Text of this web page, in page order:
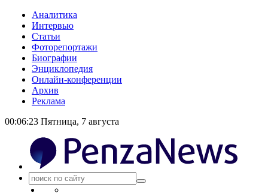
Аналитика
Интервью
Статьи
Фоторепортажи
Биографии
Энциклопедия
Онлайн-конференции
Архив
Реклама
00:06:23 Пятница, 7 августа